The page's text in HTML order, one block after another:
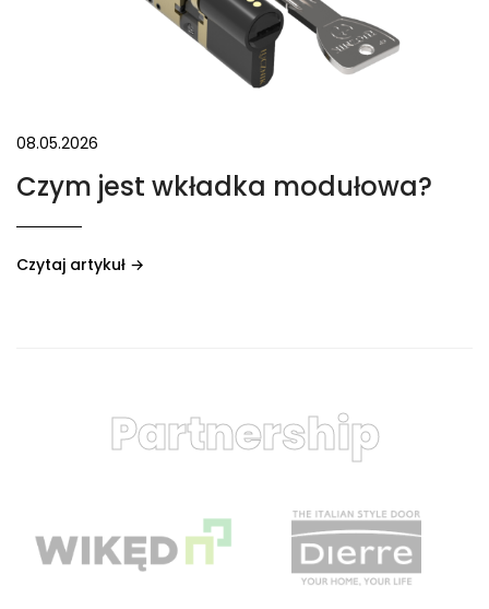
08.05.2026
Czym jest wkładka modułowa?
Czytaj artykuł →
Partnership